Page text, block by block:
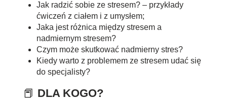
Jak radzić sobie ze stresem? – przykłady
ćwiczeń z ciałem i z umysłem;
Jaka jest różnica między stresem a
nadmiernym stresem?
Czym może skutkować nadmierny stres?
Kiedy warto z problemem ze stresem udać się
do specjalisty?
📕 DLA KOGO?